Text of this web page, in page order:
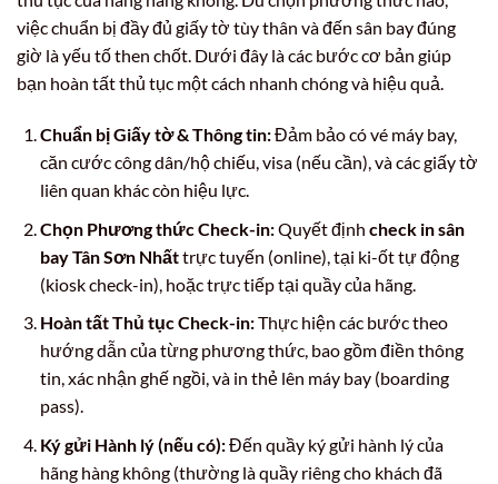
việc chuẩn bị đầy đủ giấy tờ tùy thân và đến sân bay đúng
giờ là yếu tố then chốt. Dưới đây là các bước cơ bản giúp
bạn hoàn tất thủ tục một cách nhanh chóng và hiệu quả.
Chuẩn bị Giấy tờ & Thông tin:Đảm bảo có vé máy bay,
căn cước công dân/hộ chiếu, visa (nếu cần), và các giấy tờ
liên quan khác còn hiệu lực.
Chọn Phương thức Check-in:Quyết định check in sân
bay Tân Sơn Nhấttrực tuyến (online), tại ki-ốt tự động
(kiosk check-in), hoặc trực tiếp tại quầy của hãng.
Hoàn tất Thủ tục Check-in:Thực hiện các bước theo
hướng dẫn của từng phương thức, bao gồm điền thông
tin, xác nhận ghế ngồi, và in thẻ lên máy bay (boarding
pass).
Ký gửi Hành lý (nếu có):Đến quầy ký gửi hành lý của
hãng hàng không (thường là quầy riêng cho khách đã